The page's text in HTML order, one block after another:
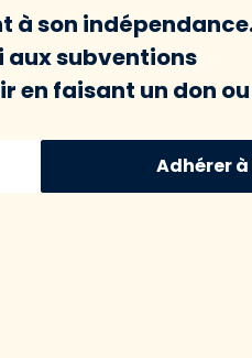
à son
aux subventions
en faisant un don ou
Adhérer